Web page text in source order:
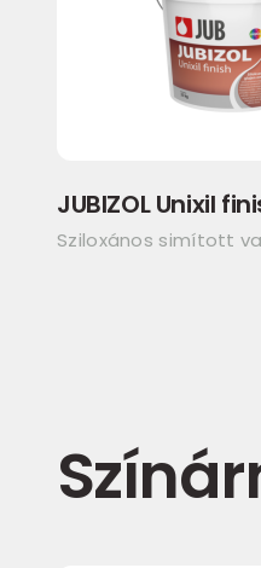
JUBIZOL Unixil
Sziloxános simított